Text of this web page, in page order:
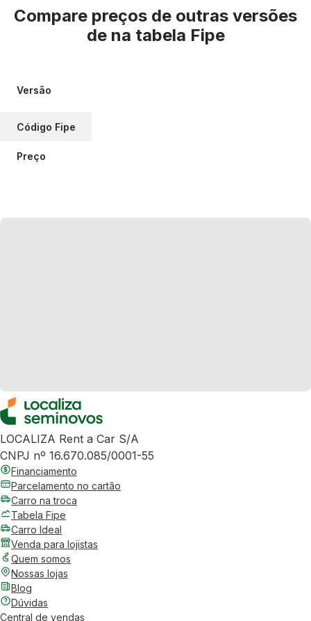
Compare preços de outras versões
de na tabela Fipe
Versão
Código Fipe
Preço
LOCALIZA Rent a Car S/A
CNPJ nº 16.670.085/0001-55
Financiamento
Parcelamento no cartão
Carro na troca
Tabela Fipe
Carro Ideal
Venda para lojistas
Quem somos
Nossas lojas
Blog
Dúvidas
Central de vendas